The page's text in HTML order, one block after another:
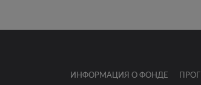
ИНФОРМАЦИЯ О ФОНДЕ